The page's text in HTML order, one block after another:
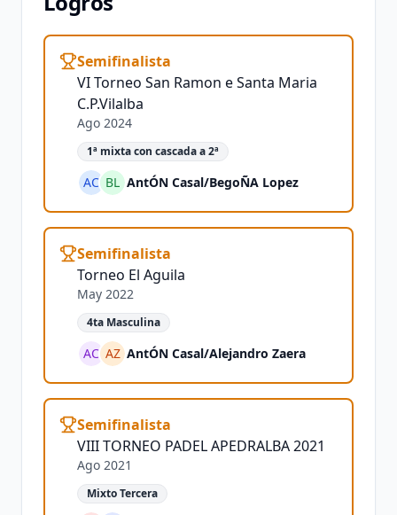
Semifinalista
VI Torneo San Ramon e Santa Maria
C.P.Vilalba
Ago 2024
1ª mixta con cascada a 2ª
AC BL AntÓN Casal/BegoÑA Lopez
Semifinalista
Torneo El Aguila
May 2022
4ta Masculina
AC AZ AntÓN Casal/Alejandro Zaera
Semifinalista
VIII TORNEO PADEL APEDRALBA 2021
Ago 2021
Mixto Tercera